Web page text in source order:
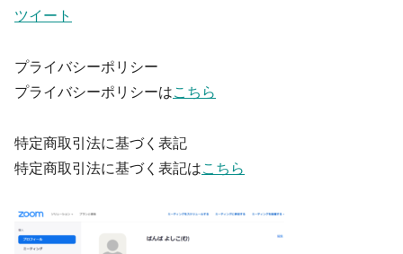
ツイート
プライバシーポリシー
プライバシーポリシーはこちら
特定商取引法に基づく表記
特定商取引法に基づく表記はこちら